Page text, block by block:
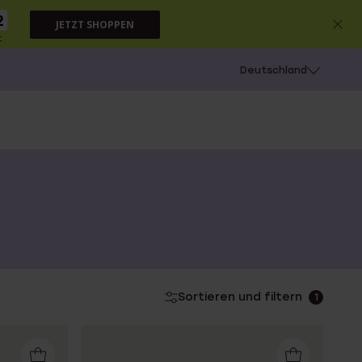
JETZT SHOPPEN
Deutschland
Sortieren und filtern 1